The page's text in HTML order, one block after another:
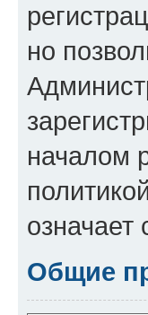
но
началом
означает
Общие